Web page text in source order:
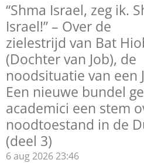
“Shma Israel, zeg ik.
Israel!” – Over de
zielestrijd van Bat
(Dochter van Job), de
noodsituatie van een
Een nieuwe bundel
academici een stem
noodtoestand in de
(deel 3)
6 aug 2026 23:46